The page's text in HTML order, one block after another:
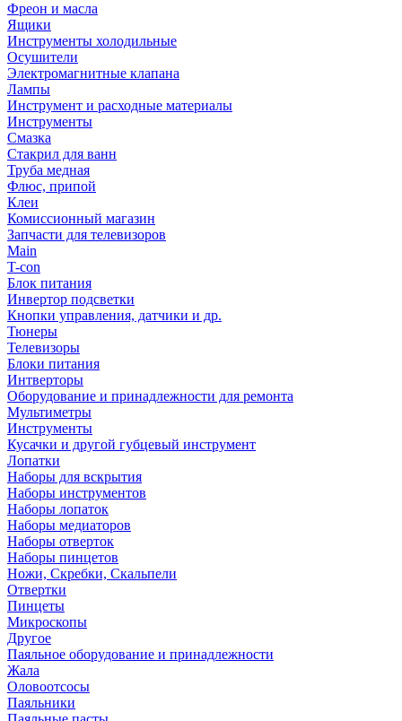
Фреон и масла
Ящики
Инструменты холодильные
Осушители
Электромагнитные клапана
Лампы
Инструмент и расходные материалы
Инструменты
Смазка
Стакрил для ванн
Труба медная
Флюс, припой
Клеи
Комиссионный магазин
Запчасти для телевизоров
Main
T-con
Блок питания
Инвертор подсветки
Кнопки управления, датчики и др.
Тюнеры
Телевизоры
Блоки питания
Интверторы
Оборудование и принадлежности для ремонта
Мультиметры
Инструменты
Кусачки и другой губцевый инструмент
Лопатки
Наборы для вскрытия
Наборы инструментов
Наборы лопаток
Наборы медиаторов
Наборы отверток
Наборы пинцетов
Ножи, Скребки, Скальпели
Отвертки
Пинцеты
Микроскопы
Другое
Паяльное оборудование и принадлежности
Жала
Оловоотсосы
Паяльники